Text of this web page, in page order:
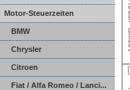
Motor-Steuerzeiten
BMW
Chrysler
Citroen
Fiat / Alfa Romeo / Lanci...